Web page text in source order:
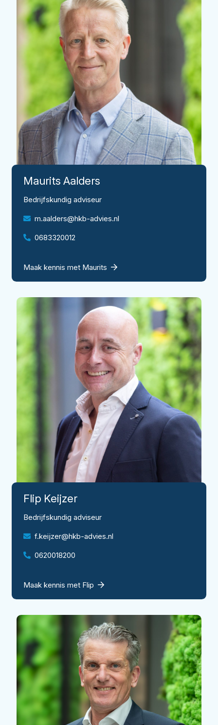
Maurits Aalders
Bedrijfskundig adviseur
m.aalders@hkb-advies.nl
0683320012
Maak kennis met Maurits
Flip Keijzer
Bedrijfskundig adviseur
f.keijzer@hkb-advies.nl
0620018200
Maak kennis met Flip